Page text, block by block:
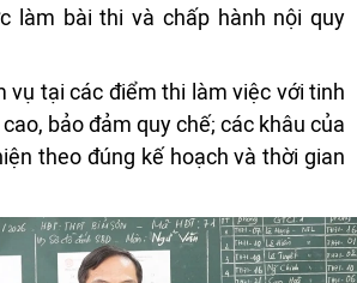
làm bài thi và chấp hành nội quy
vụ tại các điểm thi làm việc với tinh
bảo đảm quy chế; các khâu của
theo đúng kế hoạch và thời gian